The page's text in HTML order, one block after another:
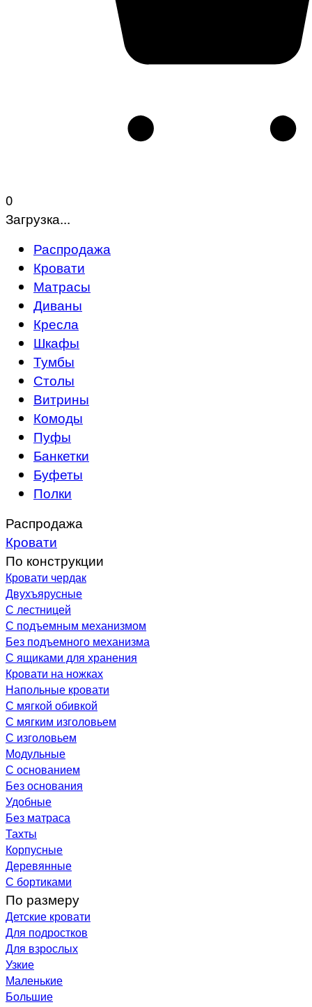
0
Загрузка...
Распродажа
Кровати
Матрасы
Диваны
Кресла
Шкафы
Тумбы
Столы
Витрины
Комоды
Пуфы
Банкетки
Буфеты
Полки
Распродажа
Кровати
По конструкции
Кровати чердак
Двухъярусные
С лестницей
С подъемным механизмом
Без подъемного механизма
С ящиками для хранения
Кровати на ножках
Напольные кровати
С мягкой обивкой
С мягким изголовьем
С изголовьем
Модульные
С основанием
Без основания
Удобные
Без матраса
Тахты
Корпусные
Деревянные
С бортиками
По размеру
Детские кровати
Для подростков
Для взрослых
Узкие
Маленькие
Большие